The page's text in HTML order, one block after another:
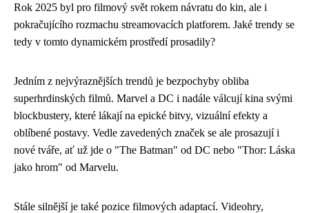
Rok 2025 byl pro filmový svět rokem návratu do kin, ale i
pokračujícího rozmachu streamovacích platforem. Jaké trendy se
tedy v tomto dynamickém prostředí prosadily?
Jedním z nejvýraznějších trendů je bezpochyby obliba
superhrdinských filmů. Marvel a DC i nadále válcují kina svými
blockbustery, které lákají na epické bitvy, vizuální efekty a
oblíbené postavy. Vedle zavedených značek se ale prosazují i
nové tváře, ať už jde o "The Batman" od DC nebo "Thor: Láska
jako hrom" od Marvelu.
Stále silnější je také pozice filmových adaptací. Videohry,